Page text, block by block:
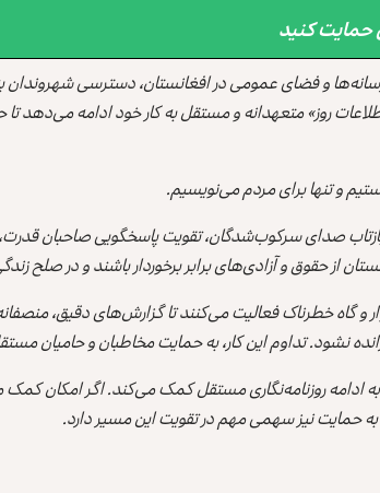
حمایت کنید
و فضای عمومی در افغانستان، دسترسی شهروندان
روز» متعهدانه و مستقل به کار خود ادامه می‌دهد
و تنها برای مردم می‌نویسیم.
صدای سرکوب‌شدگان، تقویت پاسخگویی صاحبان
از حقوق و آزادی‌های برابر برخوردار باشند و در صلح
و گاه خطرناک فعالیت می‌کنند تا گزارش‌های دقیق،
نشود. تداوم این کار، به حمایت مخاطبان و حامیان
ادامه روزنامه‌نگاری مستقل کمک می‌کند. اگر امکان کمک
حمایت نیز سهمی مهم در تقویت این مسیر دارد.